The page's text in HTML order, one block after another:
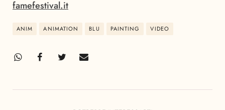
famefestival.it
ANIM ANIMATION BLU PAINTING VIDEO